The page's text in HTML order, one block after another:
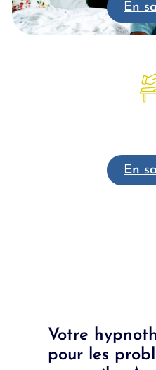
En
En
Votre
pour les